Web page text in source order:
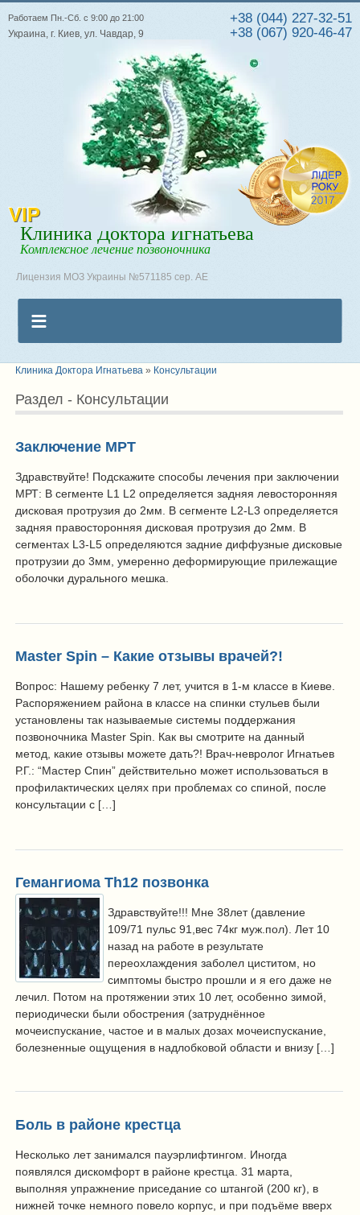
+38 (044) 227-32-51
+38 (067) 920-46-47
Работаем Пн.-Сб. с 9:00 до 21:00
Украина, г. Киев, ул. Чавдар, 9
VIP
Клиника Доктора Игнатьева
Комплексное лечение позвоночника
Лицензия МОЗ Украины №571185 сер. АЕ
Клиника Доктора Игнатьева » Консультации
Раздел - Консультации
Заключение МРТ
Здравствуйте! Подскажите способы лечения при заключении
МРТ: В сегменте L1 L2 определяется задняя левосторонняя
дисковая протрузия до 2мм. В сегменте L2-L3 определяется
задняя правосторонняя дисковая протрузия до 2мм. В
сегментах L3-L5 определяются задние диффузные дисковые
протрузии до 3мм, умеренно деформирующие прилежащие
оболочки дурального мешка.
Master Spin – Какие отзывы врачей?!
Вопрос: Нашему ребенку 7 лет, учится в 1-м классе в Киеве.
Распоряжением района в классе на спинки стульев были
установлены так называемые системы поддержания
позвоночника Master Spin. Как вы смотрите на данный
метод, какие отзывы можете дать?! Врач-невролог Игнатьев
Р.Г.: “Мастер Спин” действительно может использоваться в
профилактических целях при проблемах со спиной, после
консультации с […]
Гемангиома Th12 позвонка
Здравствуйте!!! Мне 38лет (давление
109/71 пульс 91,вес 74кг муж.пол). Лет 10
назад на работе в результате
переохлаждения заболел циститом, но
симптомы быстро прошли и я его даже не
лечил. Потом на протяжении этих 10 лет, особенно зимой,
периодически были обострения (затруднённое
мочеиспускание, частое и в малых дозах мочеиспускание,
болезненные ощущения в надлобковой области и внизу […]
Боль в районе крестца
Несколько лет занимался пауэрлифтингом. Иногда
появлялся дискомфорт в районе крестца. 31 марта,
выполняя упражнение приседание со штангой (200 кг), в
нижней точке немного повело корпус, и при подъёме вверх